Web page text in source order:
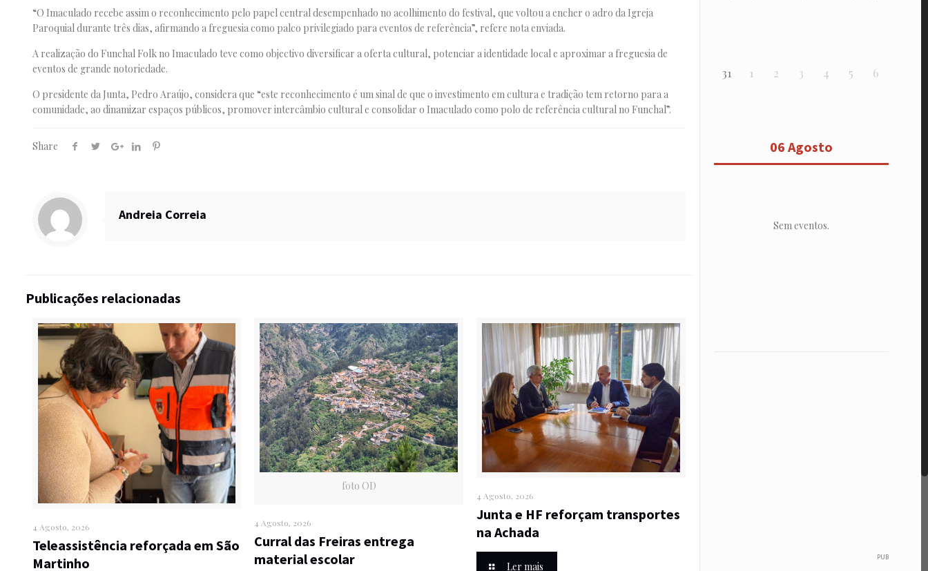
“O Imaculado recebe assim o reconhecimento pelo papel central desempenhado no acolhimento do festival, que voltou a encher o adro da Igreja
Paroquial durante três dias, afirmando a freguesia como palco privilegiado para eventos de referência”, refere nota enviada.
A realização do Funchal Folk no Imaculado teve como objectivo diversificar a oferta cultural, potenciar a identidade local e aproximar a freguesia de
eventos de grande notoriedade.
O presidente da Junta, Pedro Araújo, considera que “este reconhecimento é um sinal de que o investimento em cultura e tradição tem retorno para a
comunidade, ao dinamizar espaços públicos, promover intercâmbio cultural e consolidar o Imaculado como polo de referência cultural no Funchal”.
Share
Andreia Correia
Publicações relacionadas
4 Agosto, 2026
Teleassistência reforçada em São
Martinho
foto OD
4 Agosto, 2026
Curral das Freiras entrega
material escolar
4 Agosto, 2026
Junta e HF reforçam transportes
na Achada
Ler mais
31 1 2 3 4 5 6
06 Agosto
Sem eventos.
PUB